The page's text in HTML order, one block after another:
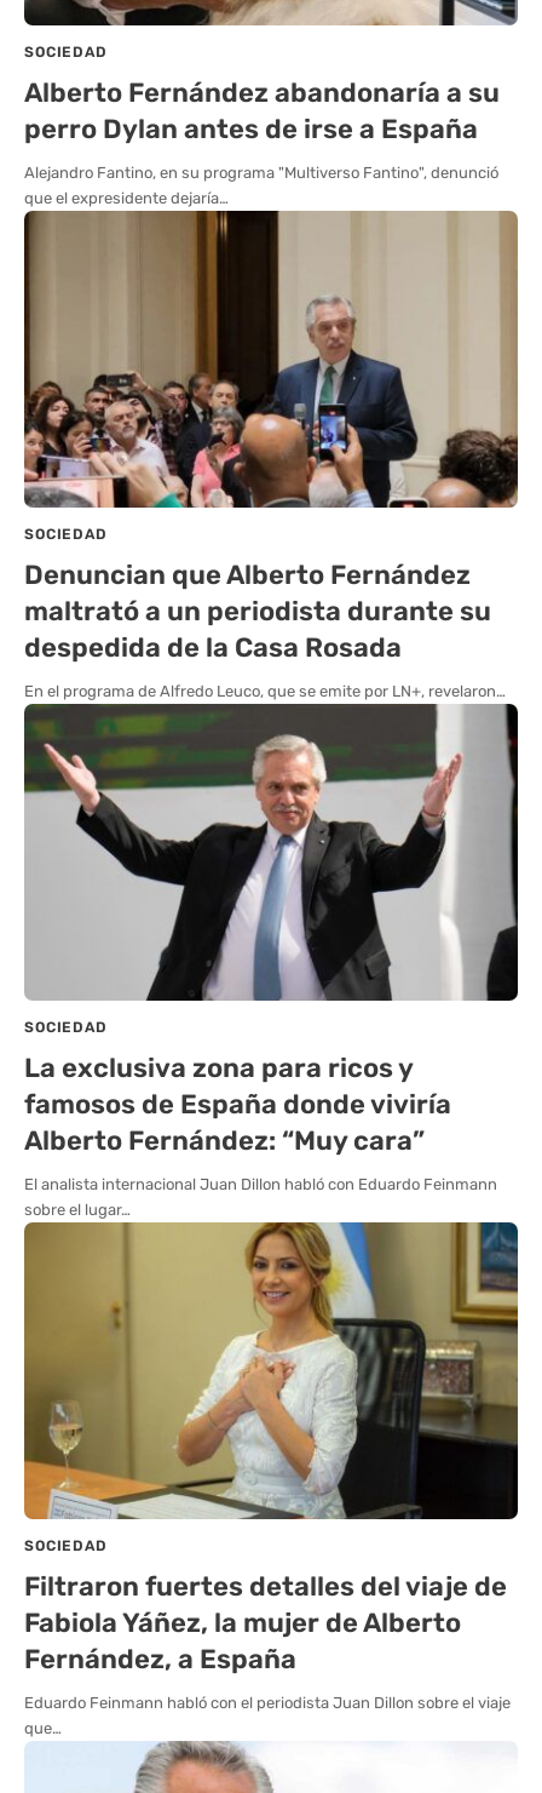
SOCIEDAD
Alberto Fernández abandonaría a su
perro Dylan antes de irse a España
Alejandro Fantino, en su programa "Multiverso Fantino", denunció
que el expresidente dejaría…
SOCIEDAD
Denuncian que Alberto Fernández
maltrató a un periodista durante su
despedida de la Casa Rosada
En el programa de Alfredo Leuco, que se emite por LN+, revelaron…
SOCIEDAD
La exclusiva zona para ricos y
famosos de España donde viviría
Alberto Fernández: “Muy cara”
El analista internacional Juan Dillon habló con Eduardo Feinmann
sobre el lugar…
SOCIEDAD
Filtraron fuertes detalles del viaje de
Fabiola Yáñez, la mujer de Alberto
Fernández, a España
Eduardo Feinmann habló con el periodista Juan Dillon sobre el viaje
que…